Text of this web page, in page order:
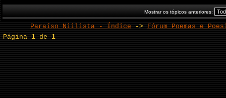
Mostrar os tópicos anteriores:
Paraíso Niilista - Índice -> Fórum Poemas e
Página1 de1